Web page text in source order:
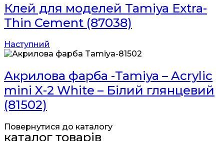
Клей для моделей Tamiya Extra-
Thin Cement (87038)
Наступний
Акрилова фарба -Tamiya – Acrylic
mini X-2 White – Білий глянцевий
(81502)
Повернутися до каталогу
каталог товарів